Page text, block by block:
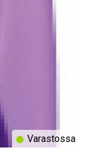
Varastossa